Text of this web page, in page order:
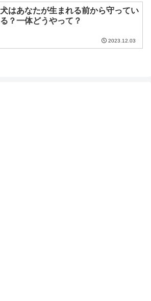
犬はあなたが生まれる前から守ってい
る？一体どうやって？
2023.12.03